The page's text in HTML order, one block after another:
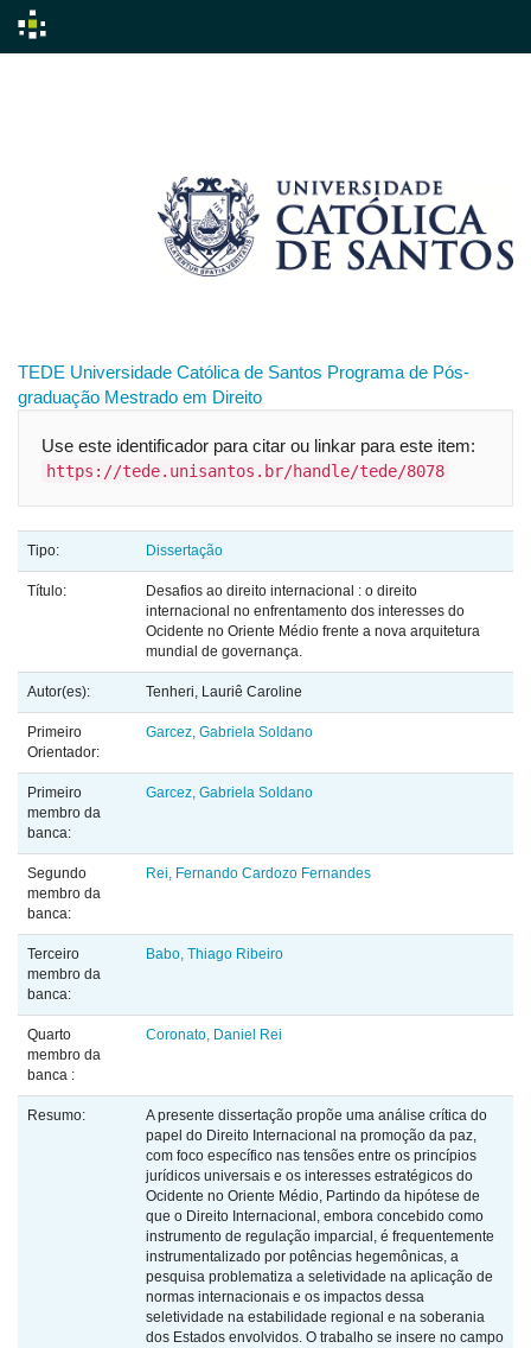
TEDE Universidade Católica de Santos Programa de Pós-
graduação Mestrado em Direito
Use este identificador para citar ou linkar para este item:
https://tede.unisantos.br/handle/tede/8078
Tipo: Dissertação
Título:
Desafios ao direito internacional : o direito
internacional no enfrentamento dos interesses do
Ocidente no Oriente Médio frente a nova arquitetura
mundial de governança.
Autor(es): Tenheri, Lauriê Caroline
Primeiro
Orientador:
Garcez, Gabriela Soldano
Primeiro
membro da
banca:
Garcez, Gabriela Soldano
Segundo
membro da
banca:
Rei, Fernando Cardozo Fernandes
Terceiro
membro da
banca:
Babo, Thiago Ribeiro
Quarto
membro da
banca :
Coronato, Daniel Rei
Resumo:
A presente dissertação propõe uma análise crítica do
papel do Direito Internacional na promoção da paz,
com foco específico nas tensões entre os princípios
jurídicos universais e os interesses estratégicos do
Ocidente no Oriente Médio, Partindo da hipótese de
que o Direito Internacional, embora concebido como
instrumento de regulação imparcial, é frequentemente
instrumentalizado por potências hegemônicas, a
pesquisa problematiza a seletividade na aplicação de
normas internacionais e os impactos dessa
seletividade na estabilidade regional e na soberania
dos Estados envolvidos. O trabalho se insere no campo